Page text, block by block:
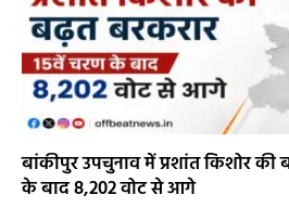
बांकीपुर उपचुनाव में प्रशांत किशोर
के बाद 8,202 वोट से आगे